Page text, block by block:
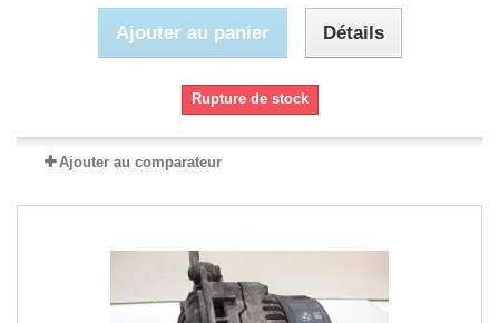
Ajouter au panier Détails
Rupture de stock
Ajouter au comparateur